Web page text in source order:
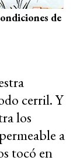
de
cerril. Y
los
a
tocó en